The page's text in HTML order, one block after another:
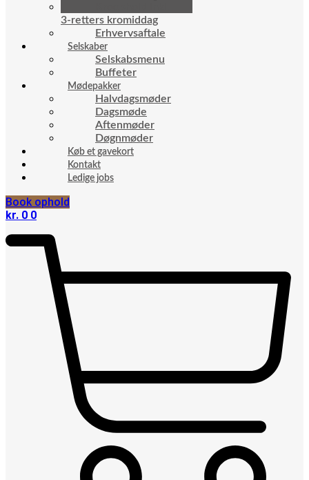
3-retters kromiddag
Erhvervsaftale
Selskaber
Selskabsmenu
Buffeter
Mødepakker
Halvdagsmøder
Dagsmøde
Aftenmøder
Døgnmøder
Køb et gavekort
Kontakt
Ledige jobs
Book ophold
kr. 0 0